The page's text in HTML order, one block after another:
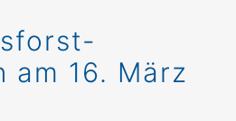
am 16. März